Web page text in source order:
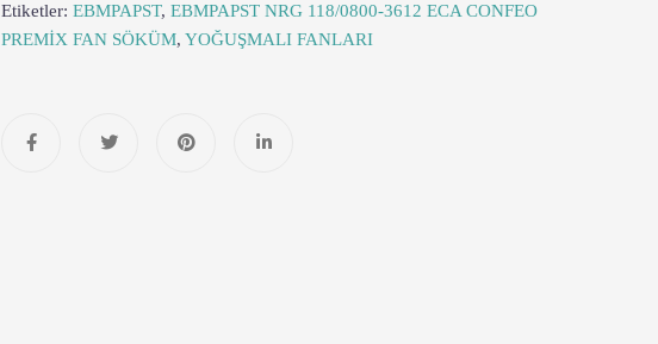
Etiketler: EBMPAPST, EBMPAPST NRG 118/0800-3612 ECA CONFEO
PREMİX FAN SÖKÜM, YOĞUŞMALI FANLARI